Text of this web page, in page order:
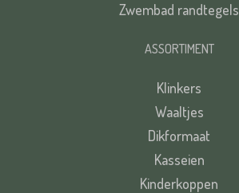
Zwembad randtegels
ASSORTIMENT
Klinkers
Waaltjes
Dikformaat
Kasseien
Kinderkoppen